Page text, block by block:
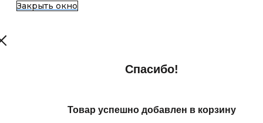
Закрыть окно
Спасибо!
Товар успешно добавлен в корзину